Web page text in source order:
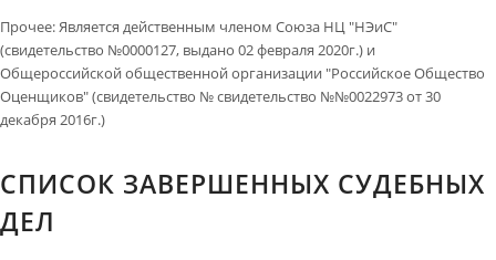
Прочее:Является действенным членом Союза НЦ "НЭиС"
(свидетельство №0000127, выдано 02 февраля 2020г.) и
Общероссийской общественной организации "Российское Общество
Оценщиков" (свидетельство № свидетельство №№0022973 от 30
декабря 2016г.)
СПИСОК ЗАВЕРШЕННЫХ СУДЕБНЫХ
ДЕЛ